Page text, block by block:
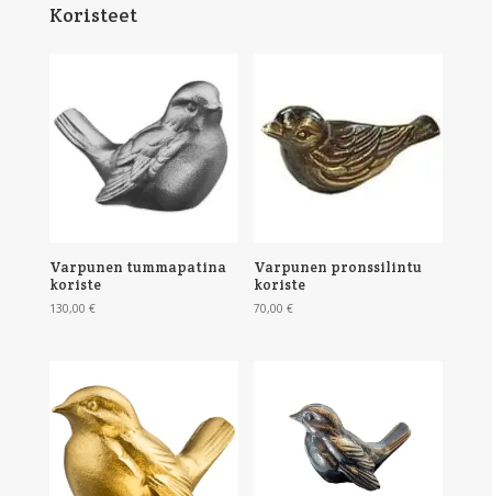
Koristeet
Varpunen tummapatina
koriste
130,00 €
Varpunen pronssilintu
koriste
70,00€